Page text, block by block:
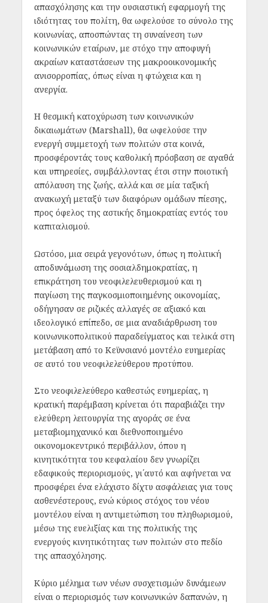
απασχόλησης και την ουσιαστική εφαρμογή της
ιδιότητας του πολίτη, θα ωφελούσε το σύνολο της
κοινωνίας, αποσπώντας τη συναίνεση των
κοινωνικών εταίρων, με στόχο την αποφυγή
ακραίων καταστάσεων της μακροοικονομικής
ανισορροπίας, όπως είναι η φτώχεια και η
ανεργία.
Η θεσμική κατοχύρωση των κοινωνικών
δικαιωμάτων (Marshall), θα ωφελούσε την
ενεργή συμμετοχή των πολιτών στα κοινά,
προσφέροντάς τους καθολική πρόσβαση σε αγαθά
και υπηρεσίες, συμβάλλοντας έτσι στην ποιοτική
απόλαυση της ζωής, αλλά και σε μία ταξική
ανακωχή μεταξύ των διαφόρων ομάδων πίεσης,
προς όφελος της αστικής δημοκρατίας εντός του
καπιταλισμού.
Ωστόσο, μια σειρά γεγονότων, όπως η πολιτική
αποδυνάμωση της σοσιαλδημοκρατίας, η
επικράτηση του νεοφιλελευθερισμού και η
παγίωση της παγκοσμιοποιημένης οικονομίας,
οδήγησαν σε ριζικές αλλαγές σε αξιακό και
ιδεολογικό επίπεδο, σε μια αναδιάρθρωση του
κοινωνικοπολιτικού παραδείγματος και τελικά στη
μετάβαση από το Κεϋνσιανό μοντέλο ευημερίας
σε αυτό του νεοφιλελεύθερου προτύπου.
Στο νεοφιλελεύθερο καθεστώς ευημερίας, η
κρατική παρέμβαση κρίνεται ότι παραβιάζει την
ελεύθερη λειτουργία της αγοράς σε ένα
μεταβιομηχανικό και διεθνοποιημένο
οικονομοκεντρικό περιβάλλον, όπου η
κινητικότητα του κεφαλαίου δεν γνωρίζει
εδαφικούς περιορισμούς, γι΄αυτό και αφήνεται να
προσφέρει ένα ελάχιστο δίχτυ ασφάλειας για τους
ασθενέστερους, ενώ κύριος στόχος του νέου
μοντέλου είναι η αντιμετώπιση του πληθωρισμού,
μέσω της ευελιξίας και της πολιτικής της
ενεργούς κινητικότητας των πολιτών στο πεδίο
της απασχόλησης.
Κύριο μέλημα των νέων συσχετισμών δυνάμεων
είναι ο περιορισμός των κοινωνικών δαπανών, η